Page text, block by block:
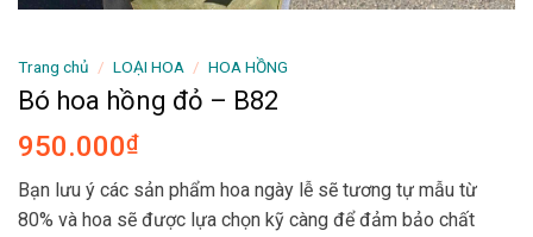
Trang chủ / LOẠI HOA / HOA HỒNG
Bó hoa hồng đỏ – B82
950.000₫
Bạn lưu ý các sản phẩm hoa ngày lễ sẽ tương tự mẫu từ
80% và hoa sẽ được lựa chọn kỹ càng để đảm bảo chất